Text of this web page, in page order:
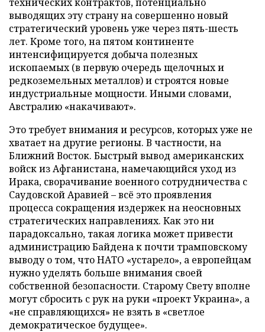
выводящих эту страну на совершенно новый
стратегический уровень уже через пять-шесть
лет. Кроме того, на пятом континенте
интенсифицируется добыча полезных
ископаемых (в первую очередь щелочных и
редкоземельных металлов) и строятся новые
индустриальные мощности. Иными словами,
Австралию «накачивают».
Это требует внимания и ресурсов, которых уже не
хватает на другие регионы. В частности, на
Ближний Восток. Быстрый вывод американских
войск из Афганистана, намечающийся уход из
Ирака, сворачивание военного сотрудничества с
Саудовской Аравией – всё это проявления
процесса сокращения издержек на неосновных
стратегических направлениях. Как это ни
парадоксально, такая логика может привести
администрацию Байдена к почти трамповскому
выводу о том, что НАТО «устарело», а европейцам
нужно уделять больше внимания своей
собственной безопасности. Старому Свету вполне
могут сбросить с рук на руки «проект Украина», а
«не справляющихся» не взять в «светлое
демократическое будущее».